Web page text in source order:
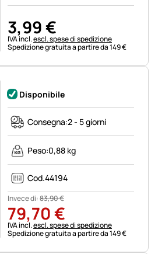
3,99€
Informazioni fiscali:
IVA incl.escl. spese di spedizione
Spedizione gratuita a partire da 149 €
Disponibile
Consegna:2 - 5 giorni
Peso:0,88 kg
Cod.44194
Invece di:83,90€
79,70€
Informazioni fiscali:
IVA incl.escl. spese di spedizione
Spedizione gratuita a partire da 149 €